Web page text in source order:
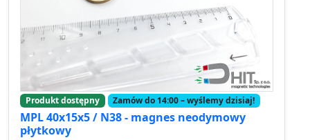
Produkt dostępny Zamów do 14:00 – wyślemy dzisiaj!
MPL 40x15x5 / N38 - magnes neodymowy
płytkowy